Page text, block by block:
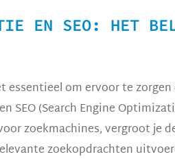
EN SEO: HET
essentieel om ervoor te
SEO (Search Engine
zoekmachines, vergroot je
zoekopdrachten